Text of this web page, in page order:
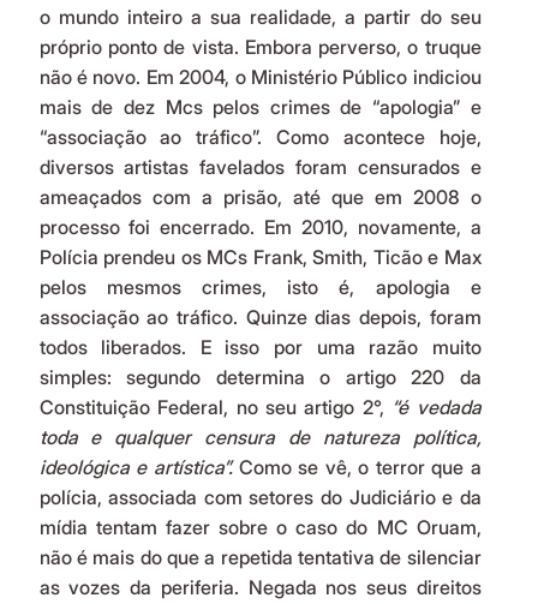
o mundo inteiro a sua realidade, a partir do seu
próprio ponto de vista. Embora perverso, o truque
não é novo. Em 2004, o Ministério Público indiciou
mais de dez Mcs pelos crimes de “apologia” e
“associação ao tráfico”. Como acontece hoje,
diversos artistas favelados foram censurados e
ameaçados com a prisão, até que em 2008 o
processo foi encerrado. Em 2010, novamente, a
Polícia prendeu os MCs Frank, Smith, Ticão e Max
pelos mesmos crimes, isto é, apologia e
associação ao tráfico. Quinze dias depois, foram
todos liberados. E isso por uma razão muito
simples: segundo determina o artigo 220 da
Constituição Federal, no seu artigo 2°, “é vedada
toda e qualquer censura de natureza política,
ideológica e artística”. Como se vê, o terror que a
polícia, associada com setores do Judiciário e da
mídia tentam fazer sobre o caso do MC Oruam,
não é mais do que a repetida tentativa de silenciar
as vozes da periferia. Negada nos seus direitos